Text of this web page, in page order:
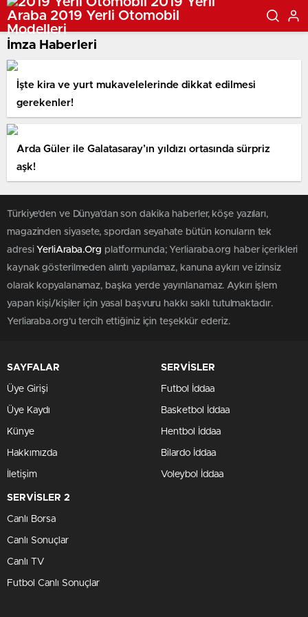
İmza Haberleri
İşte kira ve yurt mukavelelerinde dikkat edilmesi
gerekenler!
Arda Güler ile Galatasaray’ın yıldızı ortasında sürpriz
aşk!
Türkiye'den ve Dünya’dan son dakika haberler, köşe yazıları,
magazinden siyasete, spordan seyahate bütün konuların tek
adresi YerliAraba.Org platformunda; Yerliaraba.org haber içerikleri
kaynak gösterilmeden alıntı yapılamaz, kanuna aykırı ve izinsiz
olarak kopyalanamaz, başka yerde yayınlanamaz. Aykırı işlem
yapan kişi/kişiler için yasal başvuru hakkı saklı tutulmaktadır.
Yerliaraba.org'u tercih ettiğiniz için teşekkür ederiz.
SAYFALAR
Üye Girişi
Üye Kaydı
Künye
Hakkımızda
İletişim
SERVİSLER
Futbol İddaa
Basketbol İddaa
Hentbol İddaa
Bilardo İddaa
Voleybol İddaa
SERVİSLER 2
Canlı Borsa
Canlı Sonuçlar
Canlı TV
Futbol Canlı Sonuçlar